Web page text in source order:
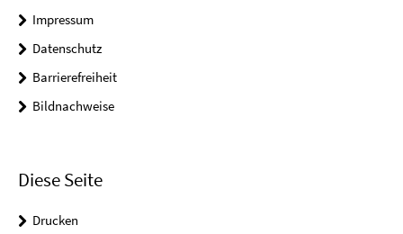
Impressum
Datenschutz
Barrierefreiheit
Bildnachweise
Diese Seite
Drucken